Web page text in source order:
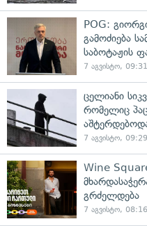
POG:
გამოძიება
საბოტაჟის
7 აგვისტო, 09:31
ცელიანი
რომელიც
7 აგვისტო, 09:29
Wine
გრძელდება
7 აგვისტო, 08:16